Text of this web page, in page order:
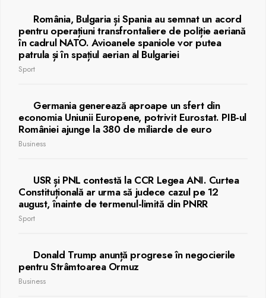
România, Bulgaria și Spania au semnat un acord
pentru operațiuni transfrontaliere de poliție aeriană
în cadrul NATO. Avioanele spaniole vor putea
patrula și în spațiul aerian al Bulgariei
Sport
Germania generează aproape un sfert din
economia Uniunii Europene, potrivit Eurostat. PIB-ul
României ajunge la 380 de miliarde de euro
Business
USR și PNL contestă la CCR Legea ANI. Curtea
Constituțională ar urma să judece cazul pe 12
august, înainte de termenul-limită din PNRR
Sport
Donald Trump anunță progrese în negocierile
pentru Strâmtoarea Ormuz
Business